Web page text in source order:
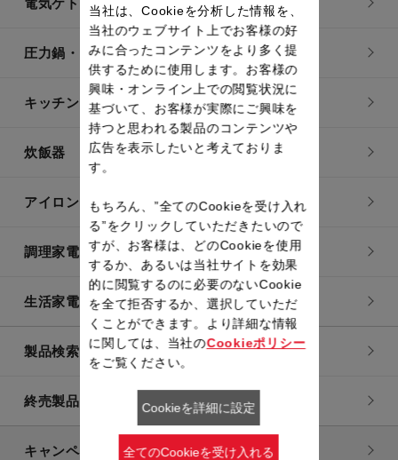
圧力鍋・電気圧力鍋
キッチン用品
炊飯器
アイロン・衣類スチーマー
調理家電
生活家電
製品検索一覧
終売製品一覧
キャンペーン・特集
当社は、Cookieを分析した情報を、
当社のウェブサイト上でお客様の好
みに合ったコンテンツをより多く提
供するために使用します。お客様の
興味・オンライン上での閲覧状況に
基づいて、お客様が実際にご興味を
持つと思われる製品のコンテンツや
広告を表示したいと考えておりま
す。
もちろん、”全てのCookieを受け入れ
る”をクリックしていただきたいので
すが、お客様は、どのCookieを使用
するか、あるいは当社サイトを効果
的に閲覧するのに必要のないCookie
を全て拒否するか、選択していただ
くことができます。より詳細な情報
に関しては、当社のCookieポリシー
をご覧ください。
Cookieを詳細に設定
全てのCookieを受け入れる